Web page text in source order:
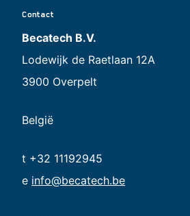
Contact
Becatech B.V.
Lodewijk de Raetlaan 12A
3900 Overpelt
België
t +32 11192945
e info@becatech.be